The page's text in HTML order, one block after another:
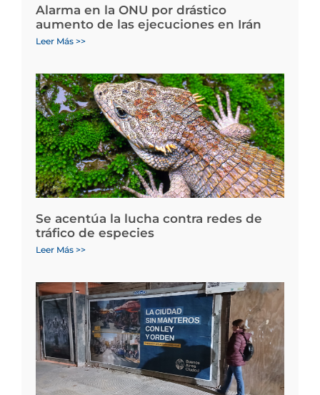
Alarma en la ONU por drástico
aumento de las ejecuciones en Irán
Leer Más >>
Se acentúa la lucha contra redes de
tráfico de especies
Leer Más >>